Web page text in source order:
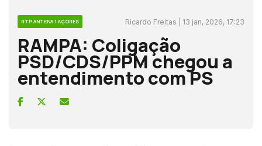
RTP ANTENA 1 AÇORES Ricardo Freitas | 13 jan, 2026, 17:23
RAMPA: Coligação
PSD/CDS/PPM chegou a
entendimento com PS